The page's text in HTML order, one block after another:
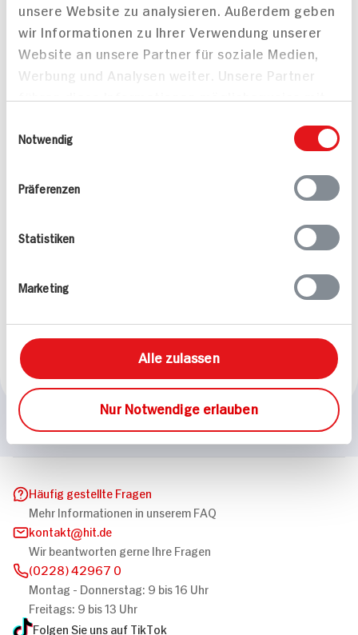
unsere Website zu analysieren. Außerdem geben
wir Informationen zu Ihrer Verwendung unserer
Website an unsere Partner für soziale Medien,
Werbung und Analysen weiter. Unsere Partner
bereitgestellt haben oder die sie im Rahmen
Notwendig
Präferenzen
Statistiken
Marketing
Alle zulassen
Nur Notwendige erlauben
Lotte aus dem Meer mit
Linsensalat
70 min
Lotte aus dem Meer in
Rucola Pinienkernkruste
20 min
auf Spaghetti in Safran-
Sauce mit Gremolata
85 min
1.534 kcal p. Portion
Leicht
Tagliatelle an Spinat-
55 min
1.233 kcal p. Portion
Leicht
Häufig gestellte Fragen
Mehr Informationen in unserem FAQ
kontakt
hit.de
Wir beantworten gerne Ihre Fragen
(0228) 42967 0
Montag - Donnerstag: 9 bis 16 Uhr
Freitags: 9 bis 13 Uhr
Folgen Sie uns auf TikTok